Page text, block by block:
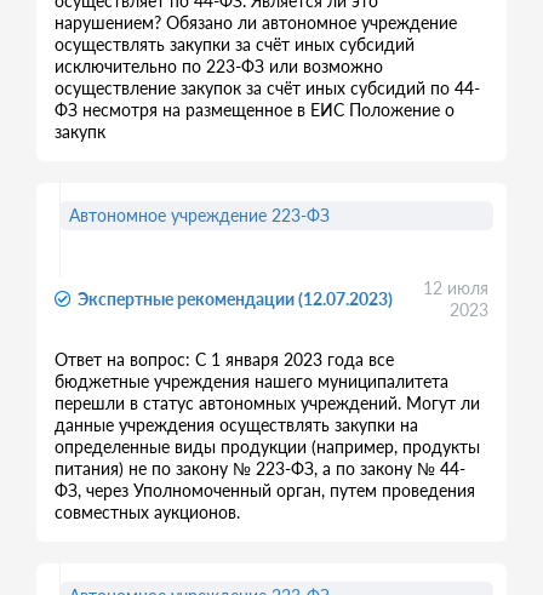
нарушением? Обязано ли автономное учреждение
осуществлять закупки за счёт иных субсидий
исключительно по 223-ФЗ или возможно
осуществление закупок за счёт иных субсидий по 44-
ФЗ несмотря на размещенное в ЕИС Положение о
закупк
Экспертные рекомендации (12.07.2023)
12 июля
2023
Ответ на вопрос: С 1 января 2023 года все
бюджетные учреждения нашего муниципалитета
перешли в статус автономных учреждений. Могут ли
данные учреждения осуществлять закупки на
определенные виды продукции (например, продукты
питания) не по закону № 223-ФЗ, а по закону № 44-
ФЗ, через Уполномоченный орган, путем проведения
совместных аукционов.
Автономное учреждение 223-ФЗ